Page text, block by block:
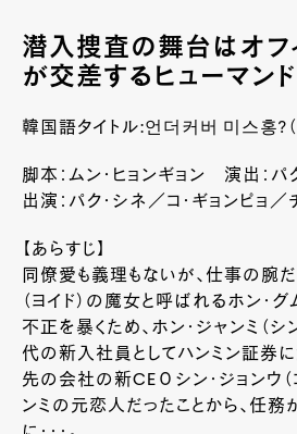
潜入捜査の舞台はオフ
が交差するヒューマンド
韓国語タイトル:언더커버 미스홍?（
脚本：ムン・ヒョンギョン 演出：パ
出演：パク・シネ／コ・ギョンピョ
【あらすじ】
同僚愛も義理もないが、仕事の腕
（ヨイド）の魔女と呼ばれるホン・
不正を暴くため、ホン・ジャンミ（
代の新入社員としてハンミン証券に
先の会社の新CEОシン・ジョンウ（
ンミの元恋人だったことから、任務